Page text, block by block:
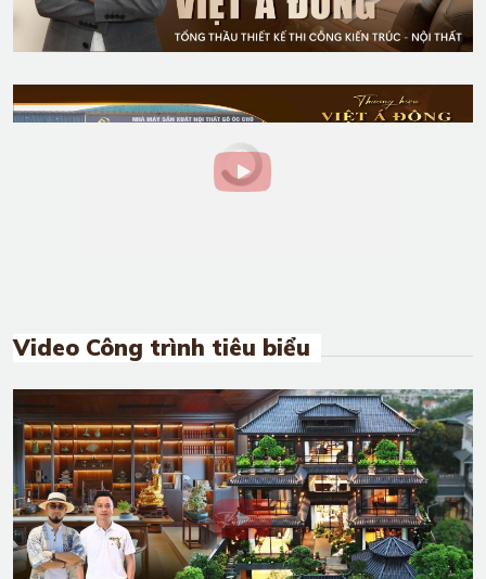
Video Công trình tiêu biểu